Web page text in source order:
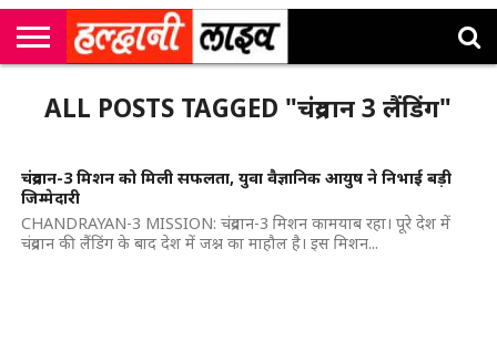
सी
एम
कॉर्नर
उत्तराखंड
न्यूज़
खेल
मनोरंजन
सम्पादकीय
जॉब
अलर्ट्स
ALL POSTS TAGGED "चंद्रयान 3 लैंडिंग"
चंद्रयान-3 मिशन को मिली सफलता, युवा वैज्ञानिक आयुष ने निभाई बड़ी
जिम्मेदारी
CHANDRAYAN-3 MISSION: चंद्रयान-3 मिशन कामयाब रहा। पूरे देश में
चंद्रयान की लैंडिंग के बाद देश में जश्न का माहौल है। इस मिशन...